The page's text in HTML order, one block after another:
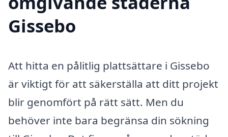
Gissebo
Att hitta en pålitlig plattsättare i Gissebo
är viktigt för att säkerställa att ditt projekt
blir genomfört på rätt sätt. Men du
behöver inte bara begränsa din sökning